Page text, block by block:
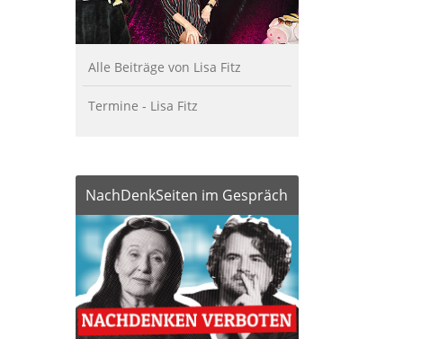
Alle Beiträge von Lisa Fitz
Termine - Lisa Fitz
NachDenkSeiten im Gespräch